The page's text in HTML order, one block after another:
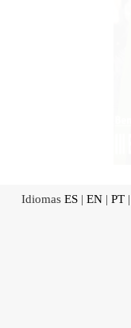
Idiomas ES | EN | PT |